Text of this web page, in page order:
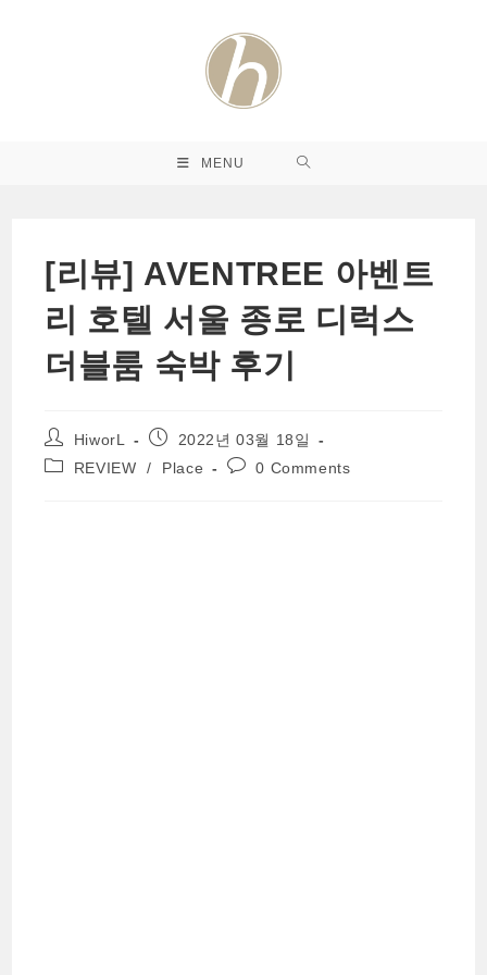
MENU
[리뷰] AVENTREE 아벤트
리 호텔 서울 종로 디럭스
더블룸 숙박 후기
Post
author:
HiworL
Post2022년 03월 18일
PostREVIEW / Place
Post0 Comments